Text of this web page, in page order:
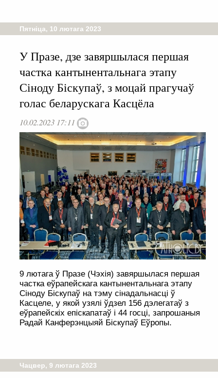
Пятніца, 10 лютага 2023
У Празе, дзе завяршылася першая
частка кантынентальнага этапу
Сіноду Біскупаў, з моцай прагучаў
голас беларускага Касцёла
10.02.2023 17:11
9 лютага ў Празе (Чэхія) завяршылася першая
частка еўрапейскага кантынентальнага этапу
Сіноду Біскупаў на тэму сінадальнасці ў
Касцеле, у якой узялі ўдзел 156 дэлегатаў з
еўрапейскіх епіскапатаў і 44 госці, запрошаныя
Радай Канферэнцыяй Біскупаў Еўропы.
Чацвер, 9 лютага 2023